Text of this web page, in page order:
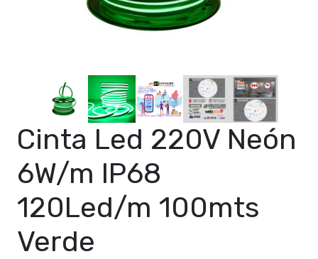
Cinta Led 220V Neón
6W/m IP68
120Led/m 100mts
Verde